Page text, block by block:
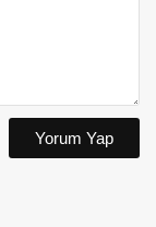
Yorum Yap